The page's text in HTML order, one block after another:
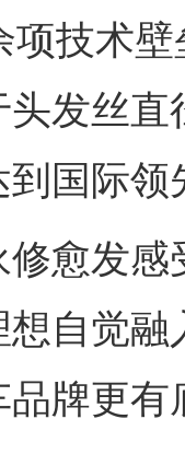
技术
发丝直
国际领
发感
自觉
牌更有